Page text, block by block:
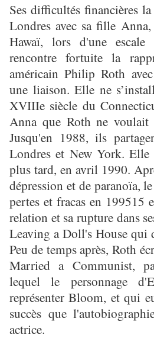
Ses difficultés financières
Londres avec sa fille
Hawaï, lors d'une
rencontre fortuite la
américain Philip Roth
une liaison. Elle ne
XVIIIe siècle du
Anna que Roth ne voulait
Jusqu'en 1988, ils
Londres et New York. Elle
plus tard, en avril 1990.
dépression et de paranoïa,
pertes et fracas en 199515
relation et sa rupture dans
Leaving a Doll's House qui
Peu de temps après, Roth
Married a Communist,
lequel le personnage
représenter Bloom, et qui
succès que
actrice.